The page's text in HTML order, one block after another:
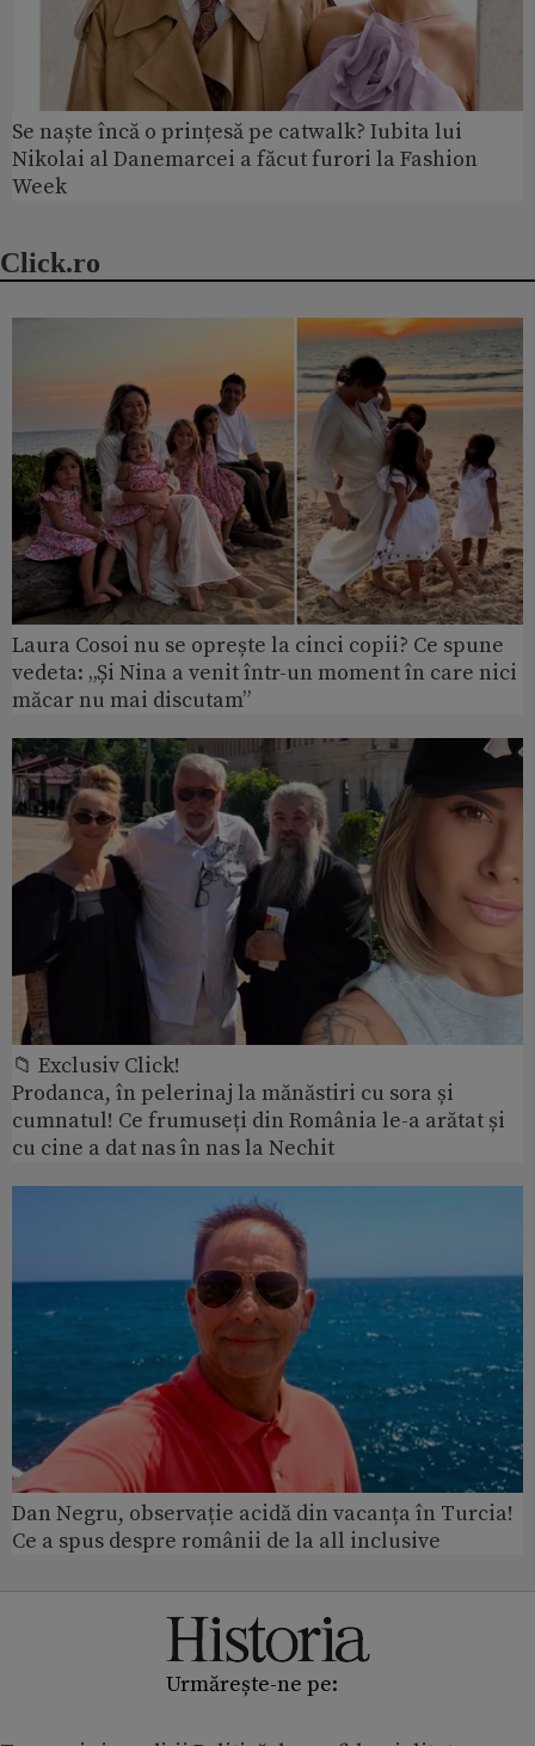
Se naște încă o prințesă pe catwalk? Iubita lui
Nikolai al Danemarcei a făcut furori la Fashion
Week
Click.ro
Laura Cosoi nu se oprește la cinci copii? Ce spune
vedeta: „Și Nina a venit într-un moment în care nici
măcar nu mai discutam”
📁 Exclusiv Click!
Prodanca, în pelerinaj la mănăstiri cu sora și
cumnatul! Ce frumuseți din România le-a arătat și
cu cine a dat nas în nas la Nechit
Dan Negru, observație acidă din vacanța în Turcia!
Ce a spus despre românii de la all inclusive
Urmărește-ne pe: